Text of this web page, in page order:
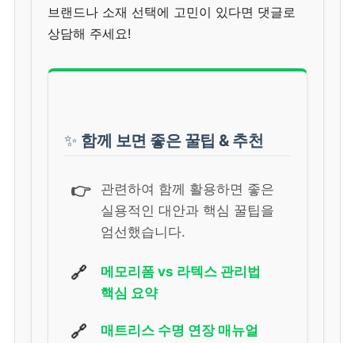
브랜드나 소재 선택에 고민이 있다면 댓글로
상담해 주세요!
✨ 함께 보면 좋은 꿀팁 & 추천
👉
관련하여 함께 활용하면 좋은
실용적인 대안과 핵심 꿀팁을
엄선했습니다.
🔗
메모리폼 vs 라텍스 관리법
핵심 요약
🔗
매트리스 수명 연장 매뉴얼